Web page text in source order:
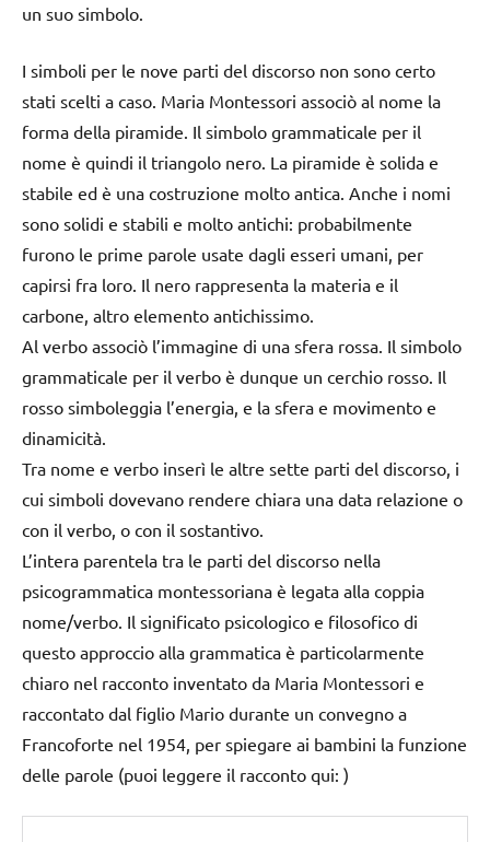
un suo simbolo.
I simboli per le nove parti del discorso non sono certo
stati scelti a caso. Maria Montessori associò al nome la
forma della piramide. Il simbolo grammaticale per il
nome è quindi il triangolo nero. La piramide è solida e
stabile ed è una costruzione molto antica. Anche i nomi
sono solidi e stabili e molto antichi: probabilmente
furono le prime parole usate dagli esseri umani, per
capirsi fra loro. Il nero rappresenta la materia e il
carbone, altro elemento antichissimo.
Al verbo associò l’immagine di una sfera rossa. Il simbolo
grammaticale per il verbo è dunque un cerchio rosso. Il
rosso simboleggia l’energia, e la sfera e movimento e
dinamicità.
Tra nome e verbo inserì le altre sette parti del discorso, i
cui simboli dovevano rendere chiara una data relazione o
con il verbo, o con il sostantivo.
L’intera parentela tra le parti del discorso nella
psicogrammatica montessoriana è legata alla coppia
nome/verbo. Il significato psicologico e filosofico di
questo approccio alla grammatica è particolarmente
chiaro nel racconto inventato da Maria Montessori e
raccontato dal figlio Mario durante un convegno a
Francoforte nel 1954, per spiegare ai bambini la funzione
delle parole (puoi leggere il racconto qui: )